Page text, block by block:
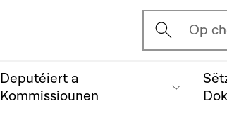
Ouvrir
Op
Deputéiert a
Kommissiounen